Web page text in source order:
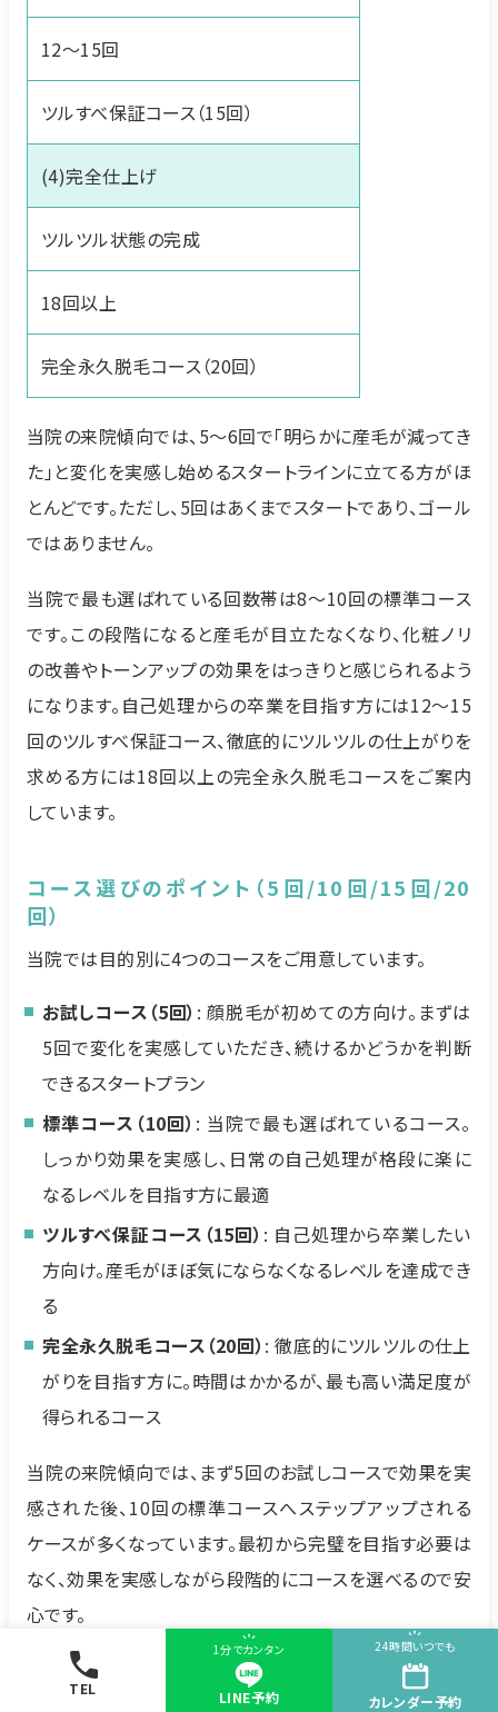
TEL
1分でカンタン
LINE予約
24時間いつでも
カレンダー予約
12〜15回
ツルすべ保証コース（15回）
(4)完全仕上げ
ツルツル状態の完成
18回以上
完全永久脱毛コース（20回）
当院の来院傾向では、5〜6回で「明らかに産毛が減ってき
た」と変化を実感し始めるスタートラインに立てる方がほ
とんどです。ただし、5回はあくまでスタートであり、ゴール
ではありません。
当院で最も選ばれている回数帯は8〜10回の標準コース
です。この段階になると産毛が目立たなくなり、化粧ノリ
の改善やトーンアップの効果をはっきりと感じられるよう
になります。自己処理からの卒業を目指す方には12〜15
回のツルすべ保証コース、徹底的にツルツルの仕上がりを
求める方には18回以上の完全永久脱毛コースをご案内
しています。
コース選びのポイント（5回/10回/15回/20
回）
当院では目的別に4つのコースをご用意しています。
お試しコース（5回） : 顔脱毛が初めての方向け。まずは
5回で変化を実感していただき、続けるかどうかを判断
できるスタートプラン
標準コース（10回） : 当院で最も選ばれているコース。
しっかり効果を実感し、日常の自己処理が格段に楽に
なるレベルを目指す方に最適
ツルすべ保証コース（15回） : 自己処理から卒業したい
方向け。産毛がほぼ気にならなくなるレベルを達成でき
る
完全永久脱毛コース（20回） : 徹底的にツルツルの仕上
がりを目指す方に。時間はかかるが、最も高い満足度が
得られるコース
当院の来院傾向では、まず5回のお試しコースで効果を実
感された後、10回の標準コースへステップアップされる
ケースが多くなっています。最初から完璧を目指す必要は
なく、効果を実感しながら段階的にコースを選べるので安
心です。
毛周期と顔脱毛の効果